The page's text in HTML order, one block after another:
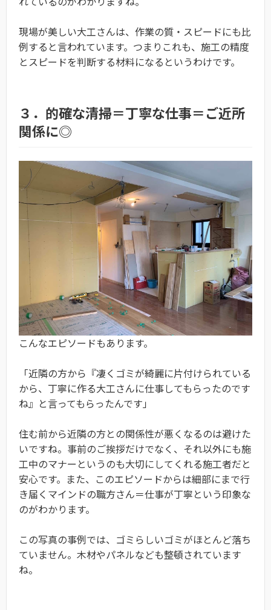
現場が美しい大工さんは、作業の質・スピードにも比
例すると言われています。つまりこれも、施工の精度
とスピードを判断する材料になるというわけです。
３．的確な清掃＝丁寧な仕事＝ご近所
関係に◎
こんなエピソードもあります。
「近隣の方から『凄くゴミが綺麗に片付けられている
から、丁寧に作る大工さんに仕事してもらったのです
ね』と言ってもらったんです」
住む前から近隣の方との関係性が悪くなるのは避けた
いですね。事前のご挨拶だけでなく、それ以外にも施
工中のマナーというのも大切にしてくれる施工者だと
安心です。また、このエピソードからは細部にまで行
き届くマインドの職方さん＝仕事が丁寧という印象な
のがわかります。
この写真の事例では、ゴミらしいゴミがほとんど落ち
ていません。木材やパネルなども整頓されています
ね。